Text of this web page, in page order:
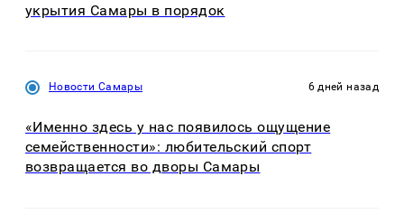
укрытия Самары в порядок
Новости Самары 6 дней назад
«Именно здесь у нас появилось ощущение
семейственности»: любительский спорт
возвращается во дворы Самары